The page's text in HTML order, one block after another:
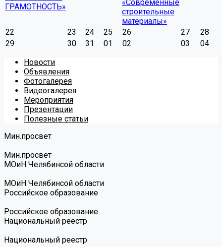
ГРАМОТНОСТЬ»
«Современные
строительные
материалы»
22
23 24 25 26 27
28
29
30 31 01 02 03
04
Новости
Объявления
Фотогалерея
Видеогалерея
Мероприятия
Презентации
Полезные статьи
Мин.просвет
Мин.просвет
МОиН Челябинсой области
МОиН Челябинсой области
Российское образование
Российское образование
Национальный реестр
Национальный реестр